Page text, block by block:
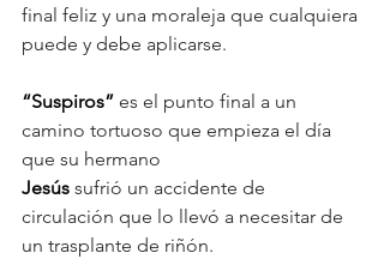
final feliz y una moraleja que cualquiera
puede y debe aplicarse.
“Suspiros” es el punto final a un
camino tortuoso que empieza el día
que su hermano
Jesús sufrió un accidente de
circulación que lo llevó a necesitar de
un trasplante de riñón.